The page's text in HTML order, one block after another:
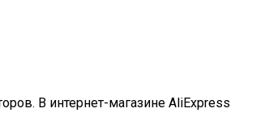
В интернет-магазине AliExpress